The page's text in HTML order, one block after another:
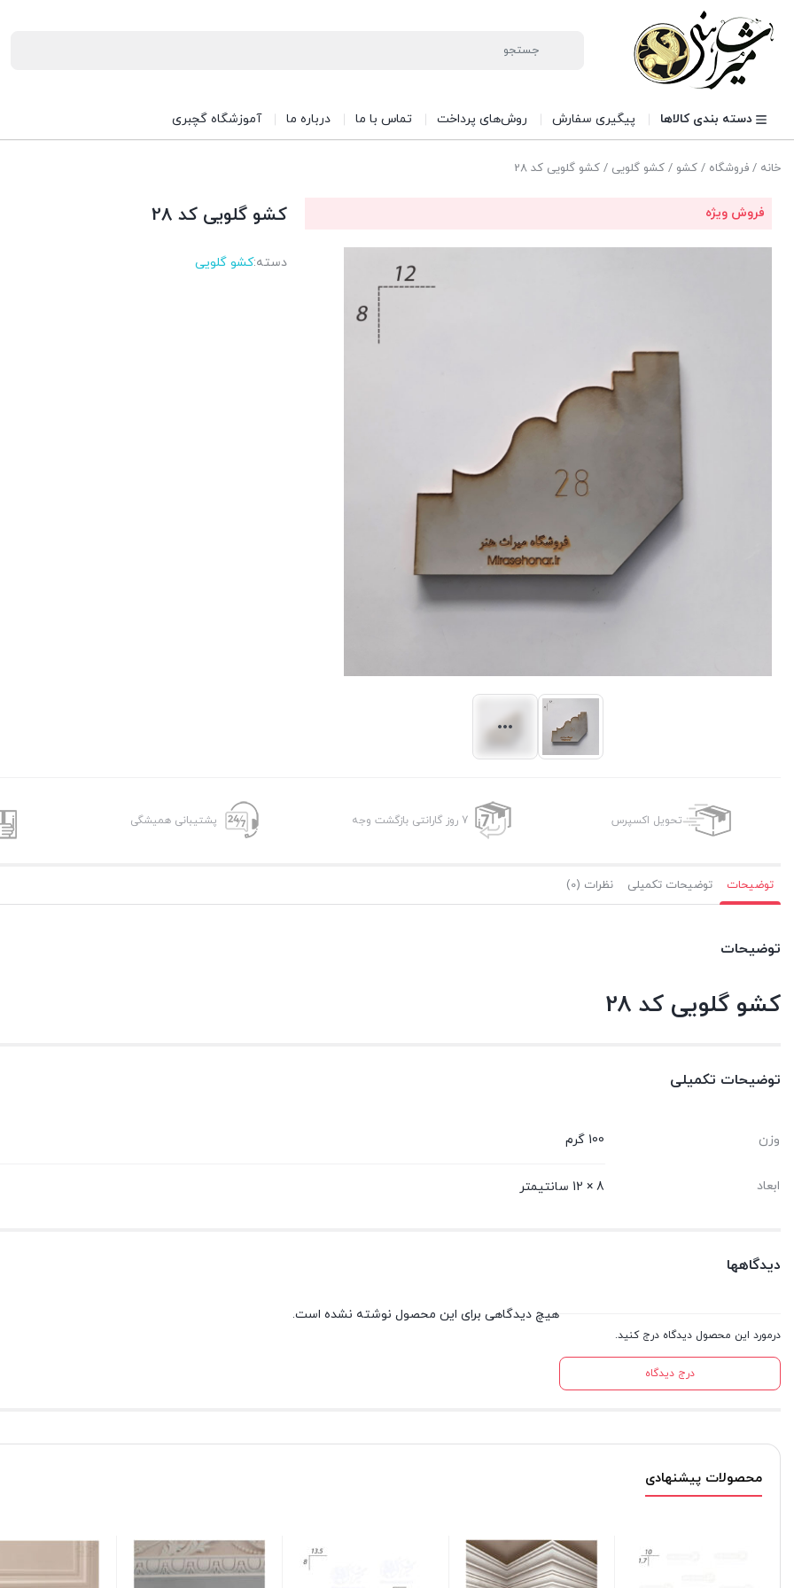
دسته بندی کالاها پیگیری سفارش روش‌های پرداخت تماس با ما درباره ما آموزشگاه گچبری
خانه / فروشگاه / کشو / کشو گلویی / کشو گلویی کد 28
فروش ویژه کشو گلویی کد 28
دسته:کشو گلویی
تحویل اکسپرس 7 روز گارانتی بازگشت وجه پشتیبانی همیشگی
توضیحات توضیحات تکمیلی نظرات (0)
توضیحات
کشو گلویی کد 28
توضیحات تکمیلی
وزن 100 گرم
ابعاد 8 × 12 سانتیمتر
دیدگاهها
درمورد این محصول دیدگاه درج کنید.
درج دیدگاه
هیچ دیدگاهی برای این محصول نوشته نشده است.
محصولات پیشنهادی